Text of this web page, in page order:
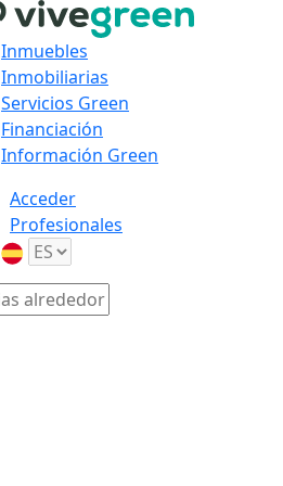
Inmuebles
Inmobiliarias
Servicios Green
Financiación
Información Green
Acceder
Profesionales